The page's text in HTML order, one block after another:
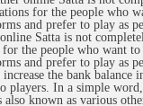
for the people who
and prefer to play as
Satta is not
for the people who want
and prefer to play as
the bank balance
players. In a simple
also known as various